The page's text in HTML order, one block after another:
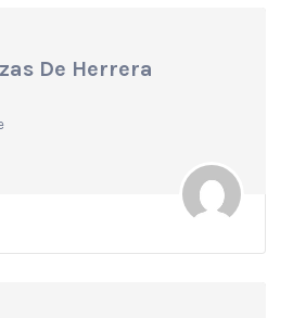
De Herrera